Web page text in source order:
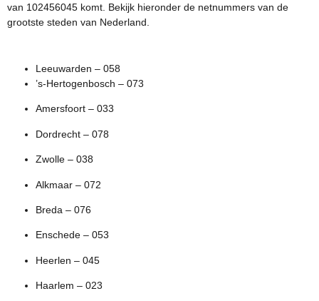
van 102456045 komt. Bekijk hieronder de netnummers van de
grootste steden van Nederland.
Leeuwarden – 058
’s-Hertogenbosch – 073
Amersfoort – 033
Dordrecht – 078
Zwolle – 038
Alkmaar – 072
Breda – 076
Enschede – 053
Heerlen – 045
Haarlem – 023